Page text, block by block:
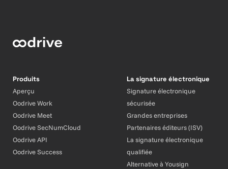
Produits
Aperçu
Oodrive Work
Oodrive Meet
Oodrive SecNumCloud
Oodrive API
Oodrive Success
La signature électronique
Signature électronique
sécurisée
Grandes entreprises
Partenaires éditeurs (ISV)
La signature électronique
qualifiée
Alternative à Yousign